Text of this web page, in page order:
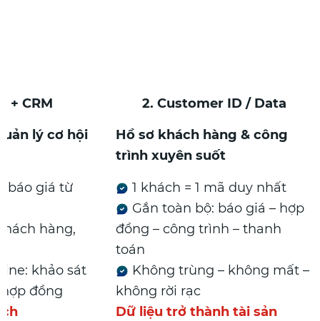
+ CRM
& quản lý cơ hội
cầu báo giá từ
bộ khách hàng,
pipeline: khảo sát
→ ký hợp đồng
khách
2. Customer ID /
Hồ sơ khách hàng &
trình xuyên suốt
1 khách = 1 mã duy
Gắn toàn bộ: báo giá
đồng – công trình –
Không trùng – không
không rời rạc
Dữ liệu trở thành tài